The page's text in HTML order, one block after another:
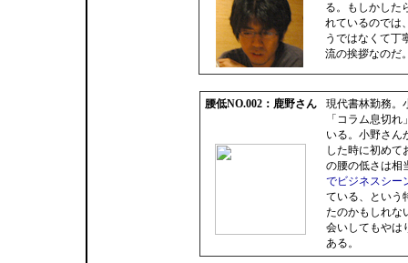
る。もしかした
れているのでは
うではなくて丁
流の挨拶なのだ
腰低NO.002：鹿野さん
現代書林勤務。
「コラム息切
いる。小野さん
した時に初めて
の腰の低さは相
でビジネスシー
ている、という
たのかもしれな
会いしてもやは
ある。